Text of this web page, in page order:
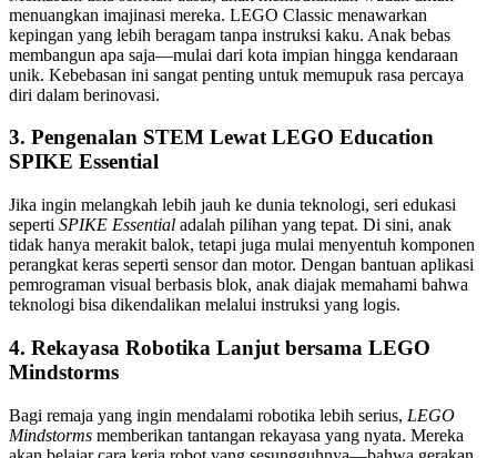
menuangkan imajinasi mereka. LEGO Classic menawarkan
kepingan yang lebih beragam tanpa instruksi kaku. Anak bebas
membangun apa saja—mulai dari kota impian hingga kendaraan
unik. Kebebasan ini sangat penting untuk memupuk rasa percaya
diri dalam berinovasi.
3. Pengenalan STEM Lewat LEGO Education
SPIKE Essential
Jika ingin melangkah lebih jauh ke dunia teknologi, seri edukasi
seperti SPIKE Essential adalah pilihan yang tepat. Di sini, anak
tidak hanya merakit balok, tetapi juga mulai menyentuh komponen
perangkat keras seperti sensor dan motor. Dengan bantuan aplikasi
pemrograman visual berbasis blok, anak diajak memahami bahwa
teknologi bisa dikendalikan melalui instruksi yang logis.
4. Rekayasa Robotika Lanjut bersama LEGO
Mindstorms
Bagi remaja yang ingin mendalami robotika lebih serius, LEGO
Mindstorms memberikan tantangan rekayasa yang nyata. Mereka